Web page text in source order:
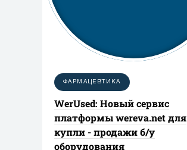
ФАРМАЦЕВТИКА
WerUsed: Новый сервис
платформы wereva.net для
купли - продажи б/у
оборудования